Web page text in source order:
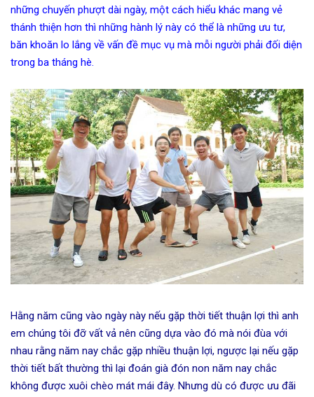
những chuyến phượt dài ngày, một cách hiểu khác mang vẻ
thánh thiện hơn thì những hành lý này có thể là những ưu tư,
băn khoăn lo lắng về vấn đề mục vụ mà mỗi người phải đối diện
trong ba tháng hè.
Hằng năm cũng vào ngày này nếu gặp thời tiết thuận lợi thì anh
em chúng tôi đỡ vất vả nên cũng dựa vào đó mà nói đùa với
nhau rằng năm nay chắc gặp nhiều thuận lợi, ngược lại nếu gặp
thời tiết bất thường thì lại đoán già đón non năm nay chắc
không được xuôi chèo mát mái đây. Nhưng dù có được ưu đãi